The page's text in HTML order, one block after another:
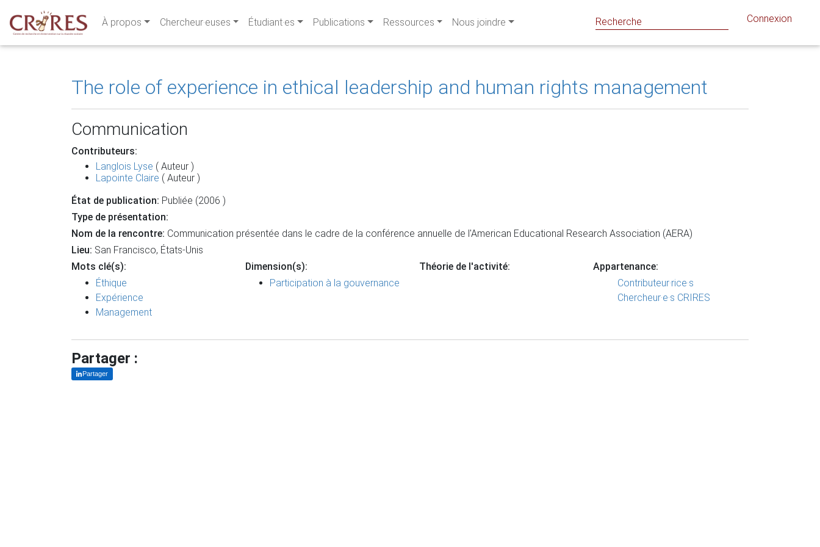
À propos Chercheur·euses Étudiant·es Publications Ressources Nous joindre Connexion
The role of experience in ethical leadership and human rights management
Communication
Contributeurs:
Langlois Lyse ( Auteur )
Lapointe Claire ( Auteur )
État de publication: Publiée (2006 )
Type de présentation:
Nom de la rencontre: Communication présentée dans le cadre de la conférence annuelle de l'American Educational Research Association (AERA)
Lieu: San Francisco, États-Unis
Mots clé(s):
Éthique
Expérience
Management
Dimension(s):
Participation à la gouvernance
Théorie de l'activité:
Appartenance:
Contributeur·rice·s
Chercheur·e·s CRIRES
Partager :
Partager